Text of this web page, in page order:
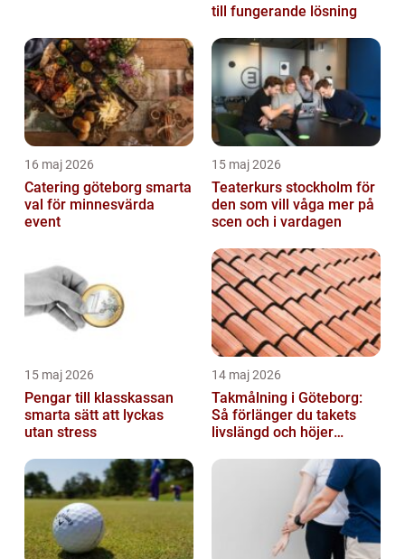
till fungerande lösning
16 maj 2026
Catering göteborg smarta
val för minnesvärda
event
15 maj 2026
Teaterkurs stockholm för
den som vill våga mer på
scen och i vardagen
15 maj 2026
Pengar till klasskassan
smarta sätt att lyckas
utan stress
14 maj 2026
Takmålning i Göteborg:
Så förlänger du takets
livslängd och höjer